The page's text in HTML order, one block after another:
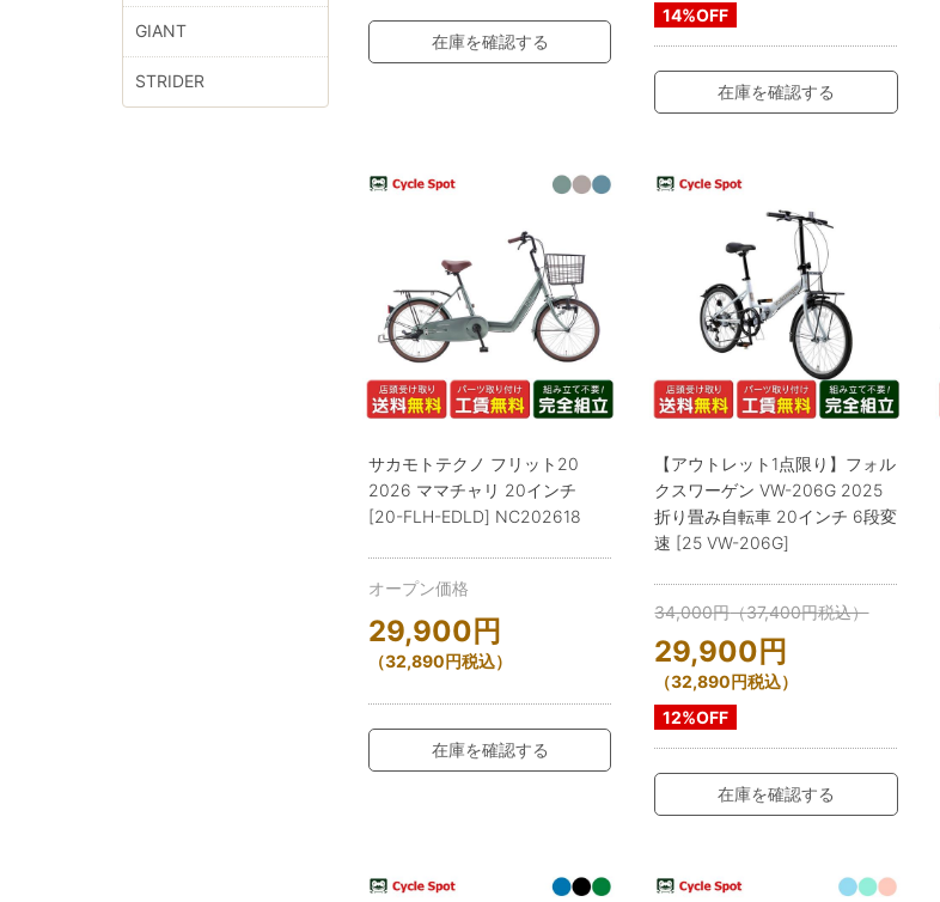
在庫を確認する
14%OFF
在庫を確認する
サカモトテクノ フリット20
2026 ママチャリ 20インチ
[20-FLH-EDLD] NC202618
オープン価格
29,900 円
（32,890円税込）
在庫を確認する
【アウトレット1点限り】フォル
クスワーゲン VW-206G 2025
折り畳み自転車 20インチ 6段変
速 [25 VW-206G]
34,000円（37,400円税込）
29,900 円
（32,890円税込）
12%OFF
在庫を確認する
GIANT
STRIDER